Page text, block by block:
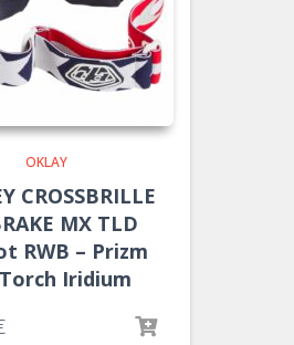
OKLAY
CROSSBRILLE
MX TLD
RWB – Prizm
Iridium